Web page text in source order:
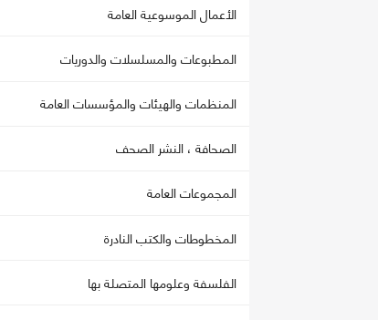
الأعمال الموسوعية العامة
المطبوعات والمسلسلات والدوريات
المنظمات والهيئات والمؤسسات العامة
الصحافة ، النشر الصحف
المجموعات العامة
المخطوطات والكتب النادرة
الفلسفة وعلومها المتصلة بها